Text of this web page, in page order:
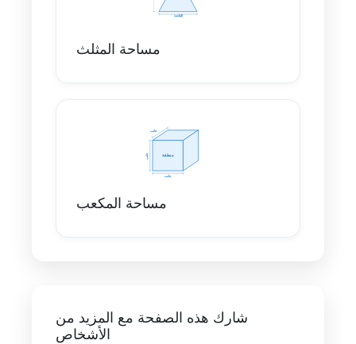
مساحة المثلث
مساحة المكعب
شارك هذه الصفحة مع المزيد من
الأشخاص